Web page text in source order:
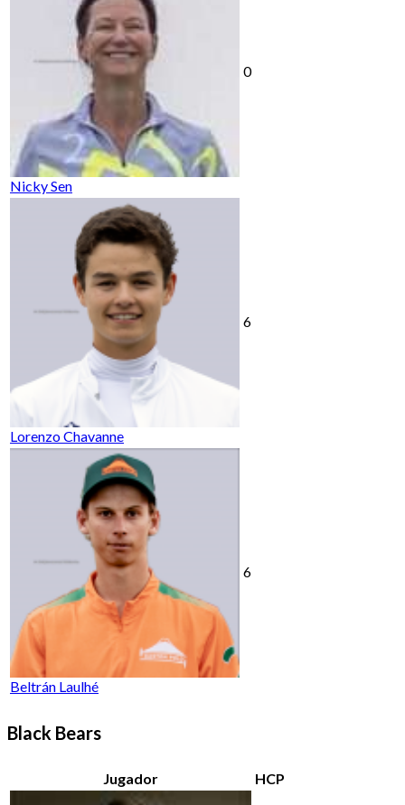
Nicky Sen
0
Lorenzo Chavanne
6
Beltrán Laulhé
6
Black Bears
Jugador HCP